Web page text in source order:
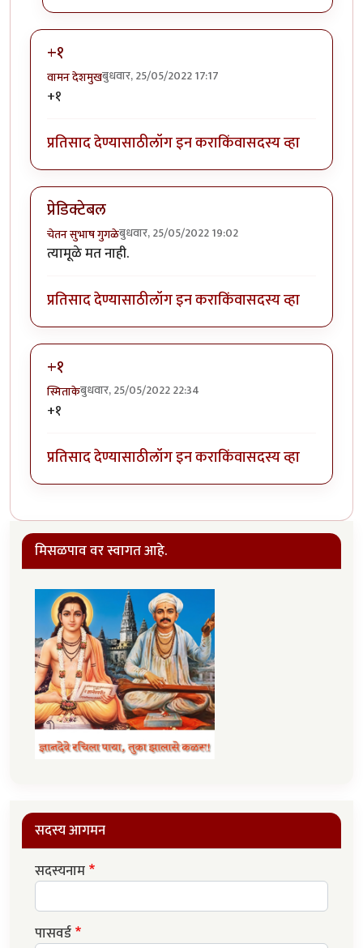
+१
वामन देशमुखबुधवार, 25/05/2022 17:17
+१
प्रतिसाद देण्यासाठीलॉग इन कराकिंवासदस्य व्हा
प्रेडिक्टेबल
चेतन सुभाष गुगळेबुधवार, 25/05/2022 19:02
त्यामूळे मत नाही.
प्रतिसाद देण्यासाठीलॉग इन कराकिंवासदस्य व्हा
+१
स्मिताकेबुधवार, 25/05/2022 22:34
+१
प्रतिसाद देण्यासाठीलॉग इन कराकिंवासदस्य व्हा
मिसळपाव वर स्वागत आहे.
सदस्य आगमन
सदस्यनाम
पासवर्ड